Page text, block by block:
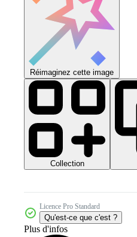
Réimaginez cette image
Collection
Licence Pro Standard
Qu'est-ce que c'est ?
Plus d'infos